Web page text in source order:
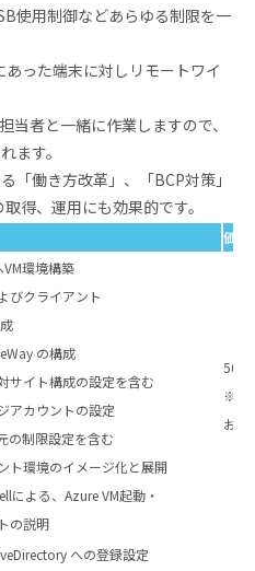
使⽤制御などあらゆる制限を⼀
った端末に対しリモートワイ
当者と⼀緒に作業しますので、
ます。
「働き⽅改⾰」、「BCP対策」
得、運⽤にも効果的です。
価格
VM環境構築
クライアント
の構成
イト構成の設定を含む
アカウントの設定
制限設定を含む
ト環境のイメージ化と展開
による、Azure VM起動・
の説明
※構
お見
への登録設定